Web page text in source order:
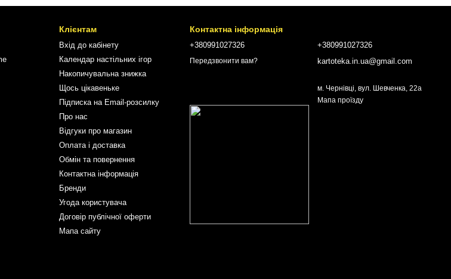
Клієнтам
Вхід до кабінету
Календар настільних ігор
Накопичувальна знижка
Щось цікавеньке
Підписка на Email-розсилку
Про нас
Відгуки про магазин
Оплата і доставка
Обмін та повернення
Контактна інформація
Бренди
Угода користувача
Договір публічної оферти
Мапа сайту
Контактна інформація
+380991027326
Передзвонити вам?
+380991027326
kartoteka.in.ua@gmail.com
м. Чернівці, вул. Шевченка, 22а
Мапа проїзду